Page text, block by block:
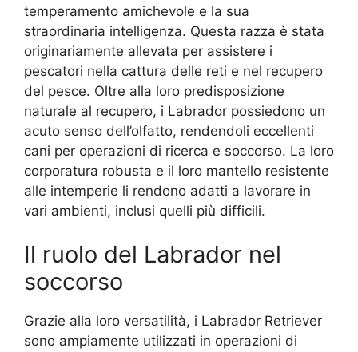
temperamento amichevole e la sua
straordinaria intelligenza. Questa razza è stata
originariamente allevata per assistere i
pescatori nella cattura delle reti e nel recupero
del pesce. Oltre alla loro predisposizione
naturale al recupero, i Labrador possiedono un
acuto senso dell’olfatto, rendendoli eccellenti
cani per operazioni di ricerca e soccorso. La loro
corporatura robusta e il loro mantello resistente
alle intemperie li rendono adatti a lavorare in
vari ambienti, inclusi quelli più difficili.
Il ruolo del Labrador nel
soccorso
Grazie alla loro versatilità, i Labrador Retriever
sono ampiamente utilizzati in operazioni di